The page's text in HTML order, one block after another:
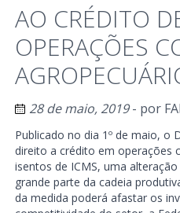
AO CRÉDITO
OPERAÇÕES
28 de maio, 2019- por
Publicado no dia 1º de maio, o
direito a crédito em operações
isentos de ICMS, uma
grande parte da cadeia
da medida poderá afastar os